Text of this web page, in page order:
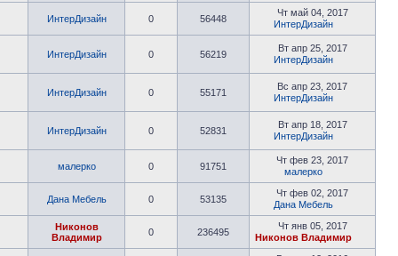
ИнтерДизайн 0 56448
Чт май 04, 2017
ИнтерДизайн
ИнтерДизайн 0 56219
Вт апр 25, 2017
ИнтерДизайн
ИнтерДизайн 0 55171
Вс апр 23, 2017
ИнтерДизайн
ИнтерДизайн 0 52831
Вт апр 18, 2017
ИнтерДизайн
малерко 0 91751
Чт фев 23, 2017
малерко
Дана Мебель 0 53135
Чт фев 02, 2017
Дана Мебель
Никонов
Владимир
0 236495
Чт янв 05, 2017
Никонов Владимир